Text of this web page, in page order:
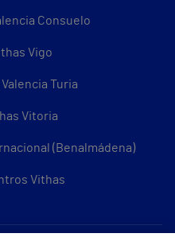
Consuelo
Vigo
Turia
Vitoria
(Benalmádena)
Vithas